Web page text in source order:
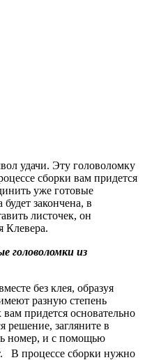
удачи. Эту головоломку
сборки вам придется
уже готовые
закончена, в
листочек, он
Клевера.
головоломки из
без клея, образуя
разную степень
придется основательно
решение, загляните в
номер, и с помощью
В процессе сборки нужно